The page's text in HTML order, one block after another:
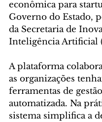
econômica para
Governo do Estado,
da Secretaria de
Inteligência Artificial
A plataforma
as organizações
ferramentas de gestão
automatizada. Na
sistema simplifica a